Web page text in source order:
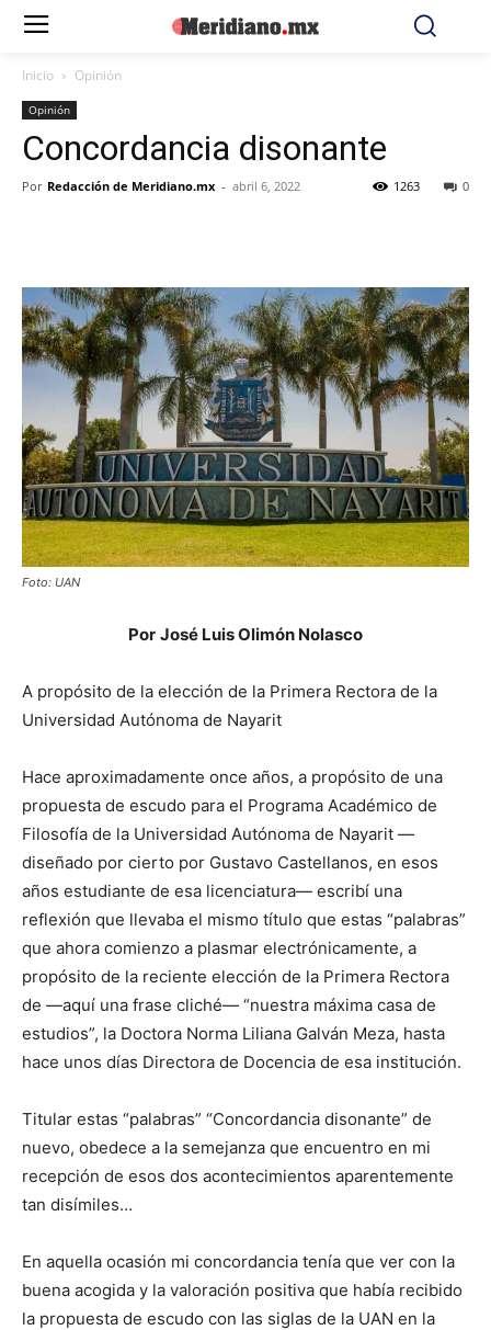
Inicio Opinión
Opinión
Concordancia disonante
Por Redacción de Meridiano.mx - abril 6, 2022 0
1263
Foto: UAN
Por José Luis Olimón Nolasco
A propósito de la elección de la Primera Rectora de la
Universidad Autónoma de Nayarit
Hace aproximadamente once años, a propósito de una
propuesta de escudo para el Programa Académico de
Filosofía de la Universidad Autónoma de Nayarit —
diseñado por cierto por Gustavo Castellanos, en esos
años estudiante de esa licenciatura— escribí una
reflexión que llevaba el mismo título que estas “palabras”
que ahora comienzo a plasmar electrónicamente, a
propósito de la reciente elección de la Primera Rectora
de —aquí una frase cliché— “nuestra máxima casa de
estudios”, la Doctora Norma Liliana Galván Meza, hasta
hace unos días Directora de Docencia de esa institución.
Titular estas “palabras” “Concordancia disonante” de
nuevo, obedece a la semejanza que encuentro en mi
recepción de esos dos acontecimientos aparentemente
tan disímiles…
En aquella ocasión mi concordancia tenía que ver con la
buena acogida y la valoración positiva que había recibido
la propuesta de escudo con las siglas de la UAN en la